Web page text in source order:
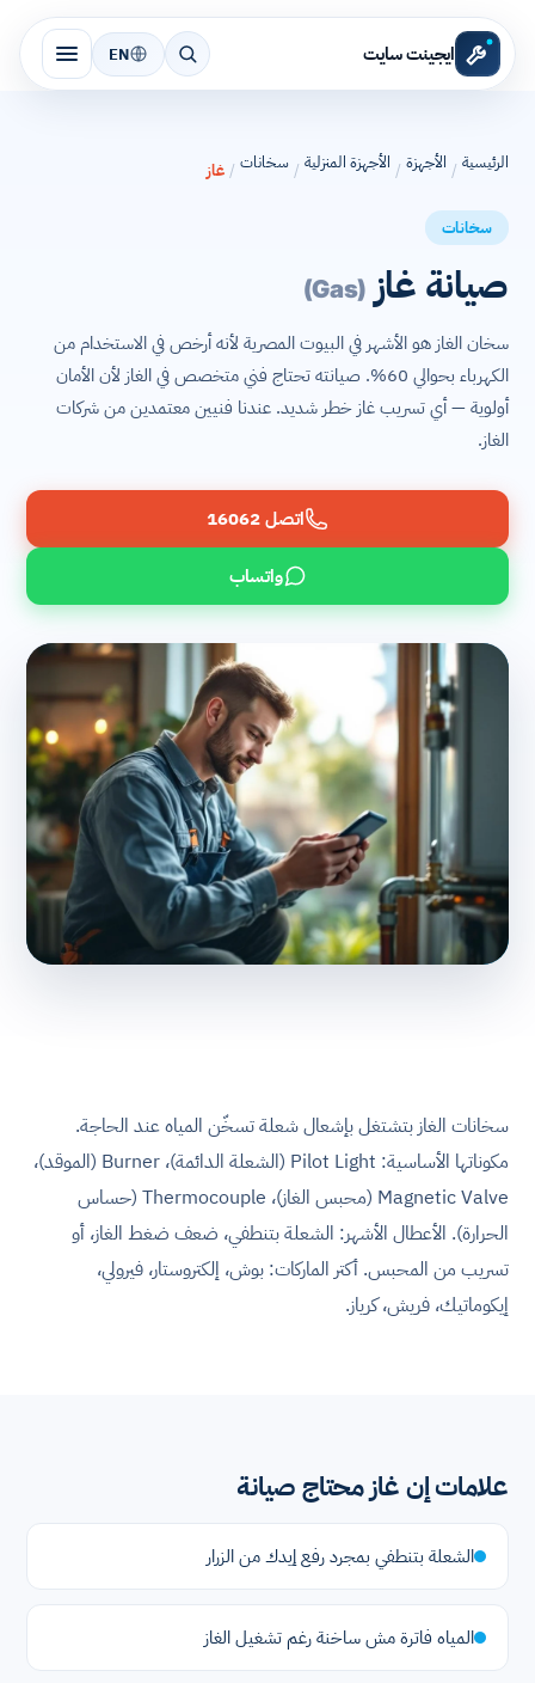
ايجينت سايت EN
الرئيسية / الأجهزة / الأجهزة المنزلية / سخانات / غاز
سخانات
صيانة غاز (Gas)
سخان الغاز هو الأشهر في البيوت المصرية لأنه أرخص في الاستخدام من
الكهرباء بحوالي 60%. صيانته تحتاج فني متخصص في الغاز لأن الأمان
أولوية — أي تسريب غاز خطر شديد. عندنا فنيين معتمدين من شركات
الغاز.
اتصل 16062
واتساب
سخانات الغاز بتشتغل بإشعال شعلة تسخّن المياه عند الحاجة.
مكوناتها الأساسية: Pilot Light (الشعلة الدائمة)، Burner (الموقد)،
Magnetic Valve (محبس الغاز)، Thermocouple (حساس
الحرارة). الأعطال الأشهر: الشعلة بتنطفي، ضعف ضغط الغاز، أو
تسريب من المحبس. أكتر الماركات: بوش، إلكتروستار، فيرولي،
إيكوماتيك، فريش، كرياز.
علامات إن غاز محتاج صيانة
الشعلة بتنطفي بمجرد رفع إيدك من الزرار
المياه فاترة مش ساخنة رغم تشغيل الغاز